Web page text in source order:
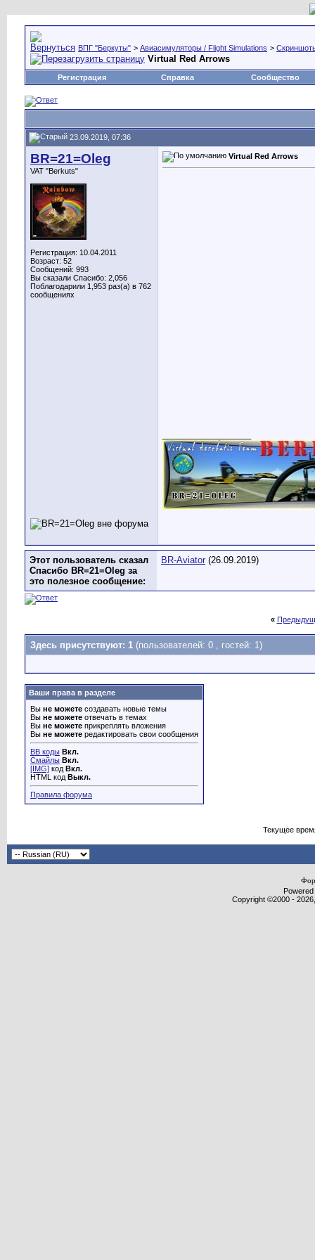
ВПГ "Беркуты" > Авиасимуляторы / Flight Simulations >
Virtual Red Arrows
Регистрация Справка Сообщество
23.09.2019, 07:36
BR=21=Oleg
VAT "Berkuts"
Регистрация: 10.04.2011
Возраст: 52
Сообщений: 993
Вы сказали Спасибо: 2,056
Поблагодарили 1,953 раз(а) в 762
сообщениях
Virtual Red Arrows
Этот пользователь сказал
Спасибо BR=21=Oleg за
это полезное сообщение:
BR-Aviator (26.09.2019)
«
Здесь присутствуют: 1 (пользователей: 0 , гостей: 1)
Ваши права в разделе
Вы не можете создавать новые темы
Вы не можете отвечать в темах
Вы не можете прикреплять вложения
Вы не можете редактировать свои сообщения
BB коды Вкл.
Смайлы Вкл.
[IMG] код Вкл.
HTML код Выкл.
Правила форума
Текущее
Copyright ©2000 -